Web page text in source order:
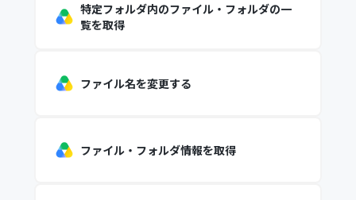
特定フォルダ内のファイル・フォルダの一
覧を取得
ファイル名を変更する
ファイル・フォルダ情報を取得